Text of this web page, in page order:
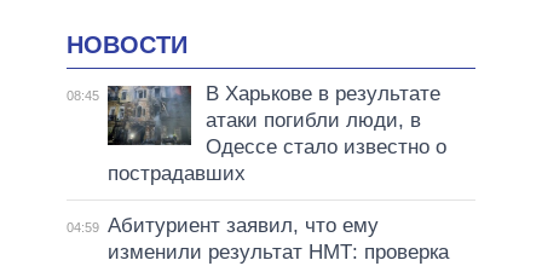
НОВОСТИ
08:45
В Харькове в результате
атаки погибли люди, в
Одессе стало известно о
пострадавших
04:59 Абитуриент заявил, что ему
изменили результат НМТ: проверка